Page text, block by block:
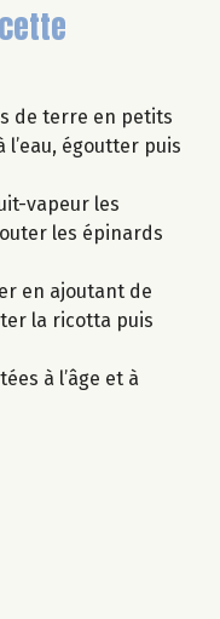
de terre en petits
l’eau, égoutter puis
vapeur les
les épinards
en ajoutant de
la ricotta puis
à l’âge et à